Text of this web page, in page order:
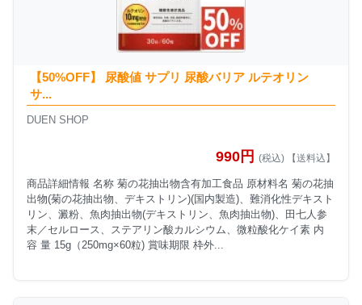
【50%OFF】 尿酸値 サプリ 尿酸バリア ルテオリン
サ...
DUEN SHOP
990円 (税込) 【送料込】
商品詳細情報 名称 菊の花抽出物含有加工食品 原材料名 菊の花抽
出物(菊の花抽出物、デキストリン)(国内製造)、難消化性デキスト
リン、澱粉、魚肉抽出物(デキストリン、魚肉抽出物)、田七人参
末／セルロース、ステアリン酸カルシウム、微粒酸化ケイ素 内
容 量 15g（250mg×60粒) 賞味期限 枠外...